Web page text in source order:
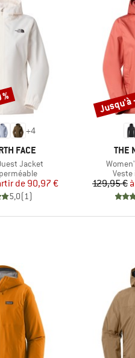
+4
FACE
Jacket
Prix
Prix réduit
de 90,97 €
5,0(1)
THE
Article
129,95 €
Remise
Jusqu'à